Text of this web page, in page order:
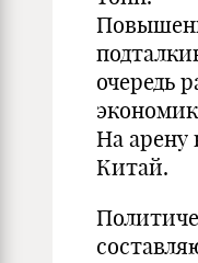
очередь
На
Китай.